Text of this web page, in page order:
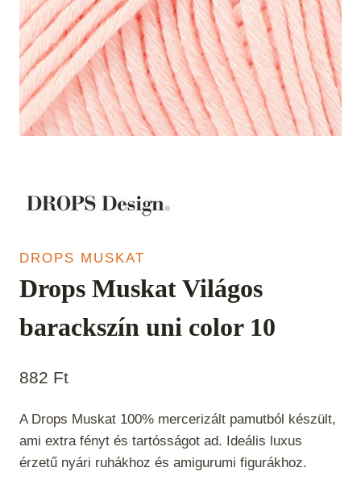
DROPS MUSKAT
Drops Muskat Világos
barackszín uni color 10
882 Ft
A Drops Muskat 100% mercerizált pamutból készült,
ami extra fényt és tartósságot ad. Ideális luxus
érzetű nyári ruhákhoz és amigurumi figurákhoz.